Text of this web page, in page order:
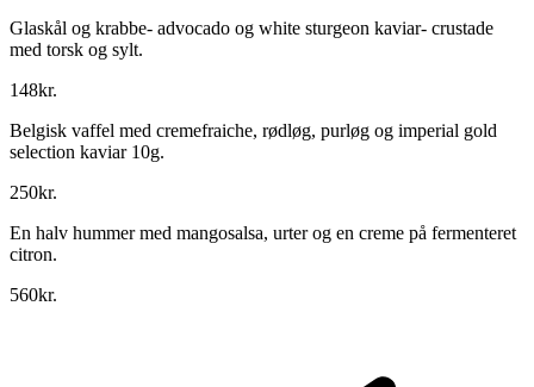
Glaskål og krabbe- advocado og white sturgeon kaviar- crustade
med torsk og sylt.
148kr.
Belgisk vaffel med cremefraiche, rødløg, purløg og imperial gold
selection kaviar 10g.
250kr.
En halv hummer med mangosalsa, urter og en creme på fermenteret
citron.
560kr.